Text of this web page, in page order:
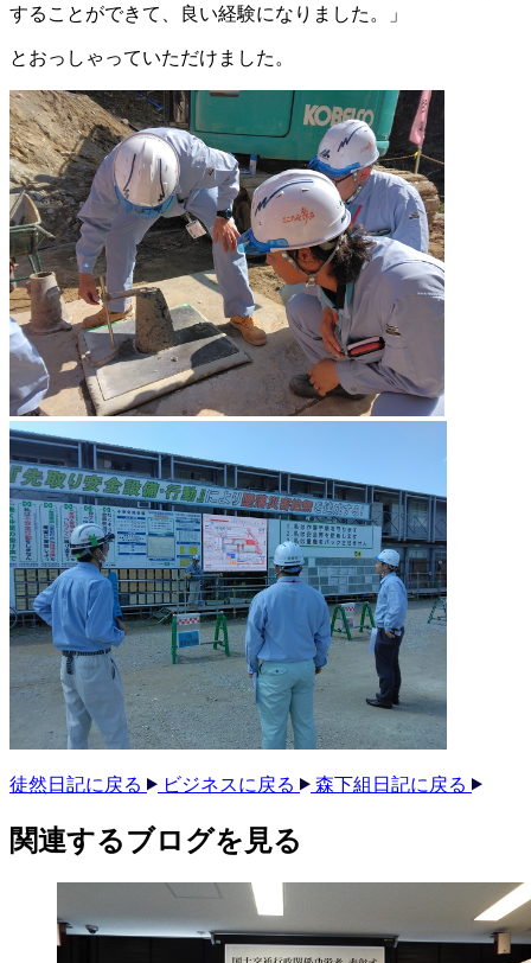
することができて、良い経験になりました。」
とおっしゃっていただけました。
徒然日記に戻る ビジネスに戻る 森下組日記に戻る
関連する​ブログを​見る​